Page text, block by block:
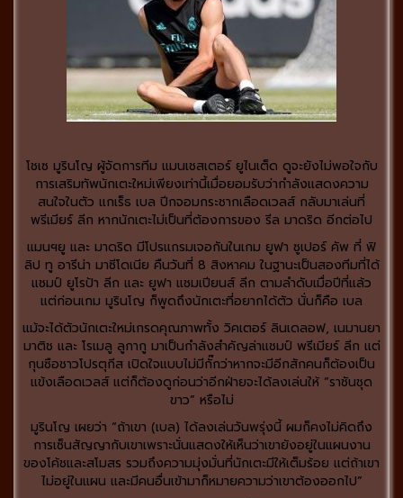
โชเซ มูรินโญ ผู้จัดการทีม แมนเชสเตอร์ ยูไนเต็ด ดูจะยังไม่พอใจกับ
การเสริมทัพนักเตะใหม่เพียงเท่านี้เมื่อยอมรับว่ากำลังแสดงความ
สนใจในตัว แกเร็ธ เบล ปีกจอมกระชากเลือดเวลส์ กลับมาเล่นที่
พรีเมียร์ ลีก หากนักเตะไม่เป็นที่ต้องการของ รีล มาดริด อีกต่อไป
แมนฯยู และ มาดริด มีโปรแกรมเจอกันในเกม ยูฟา ซูเปอร์ คัพ ที่ ฟิ
ลิป ทู อารีน่า มาซีโดเนีย คืนวันที่ 8 สิงหาคม ในฐานะเป็นสองทีมที่ได้
แชมป์ ยูโรป้า ลีก และ ยูฟา แชมเปียนส์ ลีก ตามลำดับเมื่อปีที่แล้ว
แต่ก่อนเกม มูรินโญ ก็พูดถึงนักเตะที่อยากได้ตัว นั่นก็คือ เบล
แม้จะได้ตัวนักเตะใหม่เกรดคุณภาพทั้ง วิคเตอร์ ลินเดลอฟ, เนมานยา
มาติช และ โรเมลู ลูกากู มาเป็นกำลังสำคัญล่าแชมป์ พรีเมียร์ ลีก แต่
กุนซือชาวโปรตุกีส เปิดใจแบบไม่มีกั๊กว่าหากจะมีอีกสักคนก็ต้องเป็น
แข้งเลือดเวลส์ แต่ก็ต้องดูก่อนว่าอีกฝ่ายจะได้ลงเล่นให้ “ราชันชุด
ขาว” หรือไม่
มูรินโญ เผยว่า “ถ้าเขา (เบล) ได้ลงเล่นวันพรุ่งนี้ ผมก็คงไม่คิดถึง
การเซ็นสัญญากับเขาเพราะนั่นแสดงให้เห็นว่าเขายังอยู่ในแผนงาน
ของโค้ชและสโมสร รวมถึงความมุ่งมั่นที่นักเตะมีให้เต็มร้อย แต่ถ้าเขา
ไม่อยู่ในแผน และมีคนอื่นเข้ามาก็หมายความว่าเขาต้องออกไป”